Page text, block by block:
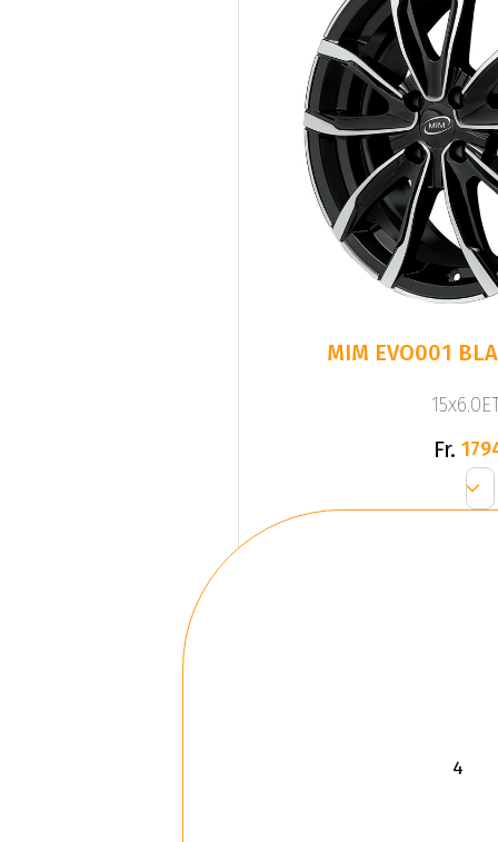
MIM EVO001
Fr.